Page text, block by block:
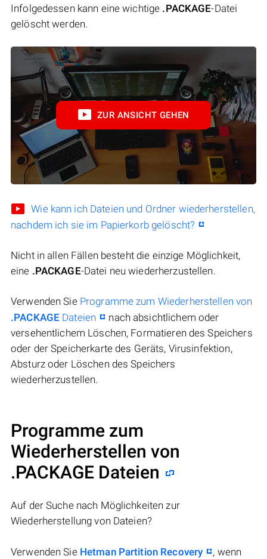
Infolgedessen kann eine wichtige .PACKAGE-Datei
gelöscht werden.
ZUR ANSICHT GEHEN
Wie kann ich Dateien und Ordner wiederherstellen,
nachdem ich sie im Papierkorb gelöscht?
Nicht in allen Fällen besteht die einzige Möglichkeit,
eine .PACKAGE-Datei neu wiederherzustellen.
Verwenden Sie Programme zum Wiederherstellen von
.PACKAGE Dateien
nach absichtlichem oder
versehentlichem Löschen, Formatieren des Speichers
oder der Speicherkarte des Geräts, Virusinfektion,
Absturz oder Löschen des Speichers
wiederherzustellen.
Programme zum
Wiederherstellen von
.PACKAGE Dateien
Auf der Suche nach Möglichkeiten zur
Wiederherstellung von Dateien?
Verwenden Sie Hetman Partition Recovery
, wenn